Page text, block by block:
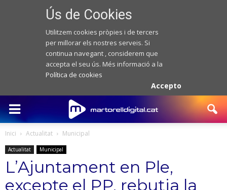
Ús de Cookies
Utilitzem cookies pròpies i de tercers
per millorar els nostres serveis. Si
continua navegant , considerem que
accepta el seu ús. Més informació a la
Política de cookies
Accepto
Inici Actualitat Municipal
Actualitat Municipal
L’Ajuntament en Ple,
excepte el PP, rebutja la